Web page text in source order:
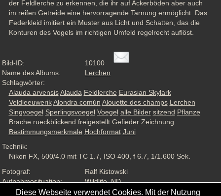
der Feldlerche zu erkennen, die ihr auf Ackerböden aber auch
im reifen Getreide eine hervorragende Tarnung ermöglicht. Das
Federkleid imitiert ein Muster aus Licht und Schatten, das die
Konturen des Vogels im richtigen Umfeld regelrecht auflöst.
Bild-ID:
10100
Name des Albums:
Lerchen
Schlagwörter:
Alauda arvensis Alauda Feldlerche Eurasian Skylark
Veldleeuwerik Alondra común Alouette des champs Lerchen
Singvoegel Sperlingsvoegel Voegel alle Bilder sitzend Pflanze
Brache rueckblickend freigestellt Gefieder Zeichnung
Bestimmungsmerkmale Hochformat Juni
Technik:
Nikon FX, 500/4.0 mit TC 1.7, ISO 400, f 6.7, 1/1.600 Sek.
Fotograf:
Ralf Kistowski
Aufnahmesituation:
Wildlife, ND
Ansichten:
953
Diese Webseite verwendet Cookies. Mit der Nutzung